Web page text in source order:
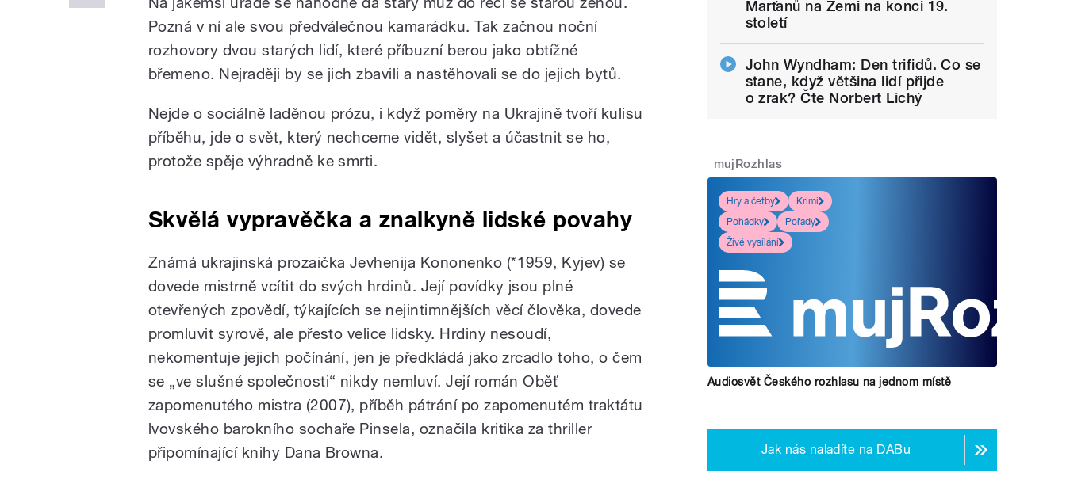
Pozná v ní ale svou předválečnou kamarádku. Tak začnou noční
rozhovory dvou starých lidí, které příbuzní berou jako obtížné
břemeno. Nejraději by se jich zbavili a nastěhovali se do jejich bytů.
Nejde o sociálně laděnou prózu, i když poměry na Ukrajině tvoří kulisu
příběhu, jde o svět, který nechceme vidět, slyšet a účastnit se ho,
protože spěje výhradně ke smrti.
Skvělá vypravěčka a znalkyně lidské povahy
Známá ukrajinská prozaička Jevhenija Kononenko (*1959, Kyjev) se
dovede mistrně vcítit do svých hrdinů. Její povídky jsou plné
otevřených zpovědí, týkajících se nejintimnějších věcí člověka, dovede
promluvit syrově, ale přesto velice lidsky. Hrdiny nesoudí,
nekomentuje jejich počínání, jen je předkládá jako zrcadlo toho, o čem
se „ve slušné společnosti“ nikdy nemluví. Její román Oběť
zapomenutého mistra (2007), příběh pátrání po zapomenutém traktátu
lvovského barokního sochaře Pinsela, označila kritika za thriller
připomínající knihy Dana Browna.
Marťanů na Zemi na konci 19.
století
John Wyndham: Den trifidů. Co se
stane, když většina lidí přijde
o zrak? Čte Norbert Lichý
mujRozhlas
Hry a četby
Krimi
Pohádky
Pořady
Živé vysílání
Audiosvět Českého rozhlasu na jednom místě
Jak nás naladíte na DABu